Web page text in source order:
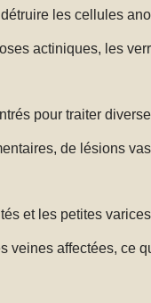
les cellules
actiniques, les
pour traiter
de lésions
et les petites
veines affectées,